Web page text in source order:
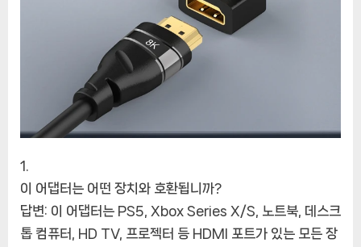
이 어댑터는 어떤 장치와 호환됩니까?
답변: 이 어댑터는 PS5, Xbox Series X/S, 노트북, 데스크
톱 컴퓨터, HD TV, 프로젝터 등 HDMI 포트가 있는 모든 장